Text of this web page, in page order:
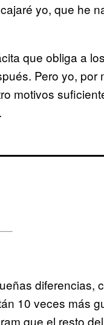
yo, que he
que obliga a
Pero yo,
motivos
diferencias,
10 veces más
que el resto